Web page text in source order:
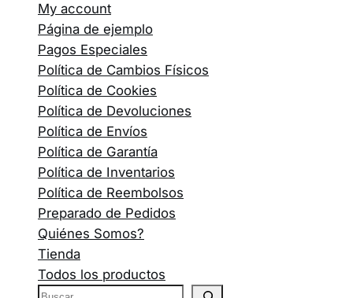
My account
Página de ejemplo
Pagos Especiales
Política de Cambios Físicos
Política de Cookies
Política de Devoluciones
Política de Envíos
Política de Garantía
Política de Inventarios
Política de Reembolsos
Preparado de Pedidos
Quiénes Somos?
Tienda
Todos los productos